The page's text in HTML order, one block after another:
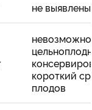
не выявлены
короткий
плодов